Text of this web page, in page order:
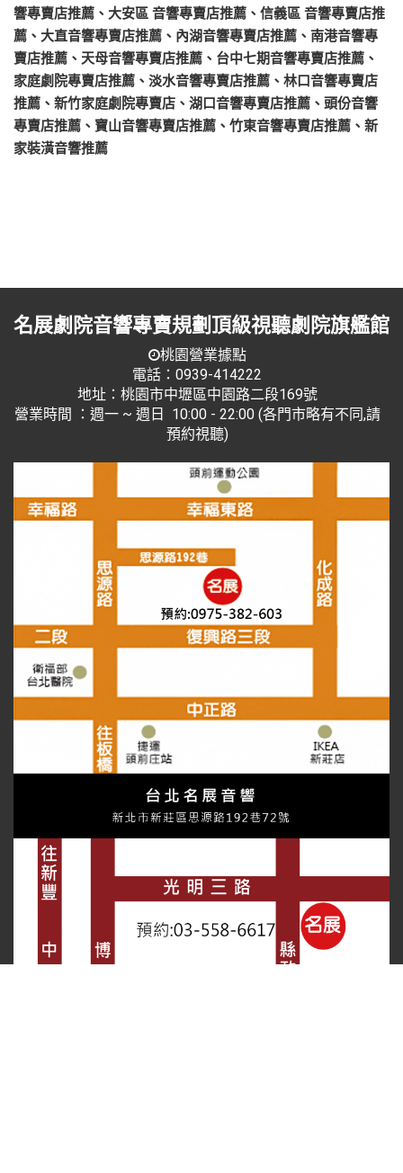
響專賣店推薦、大安區 音響專賣店推薦、信義區 音響專賣店推
薦、大直音響專賣店推薦、內湖音響專賣店推薦、南港音響專
賣店推薦、天母音響專賣店推薦、台中七期音響專賣店推薦、
家庭劇院專賣店推薦、淡水音響專賣店推薦、林口音響專賣店
推薦、新竹家庭劇院專賣店、湖口音響專賣店推薦、頭份音響
專賣店推薦、寶山音響專賣店推薦、竹東音響專賣店推薦、新
家裝潢音響推薦
名展劇院音響專賣規劃頂級視聽劇院旗艦館
桃園營業據點
電話：0939-414222
地址：桃園市中壢區中園路二段169號
營業時間 ：週一 ~ 週日 10:00 - 22:00 (各門市略有不同,請
預約視聽)